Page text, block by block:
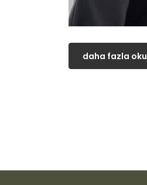
daha fazla oku